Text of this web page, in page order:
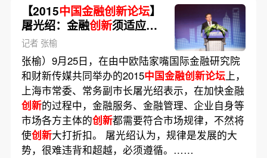
【2015中国金融创新论坛】
屠光绍：金融创新须适应市
场规律
记者 张榆
张榆）9月25日，在由中欧陆家嘴国际金融研究院
和财新传媒共同举办的2015中国金融创新论坛上，
上海市常委、常务副市长屠光绍表示，在加快金融
创新的过程中，金融服务、金融管理、企业自身等
市场各方主体的创新都需要符合市场规律，不然将
使创新大打折扣。 屠光绍认为，规律是发展的大
势，很难违背和超越，必须遵循。……